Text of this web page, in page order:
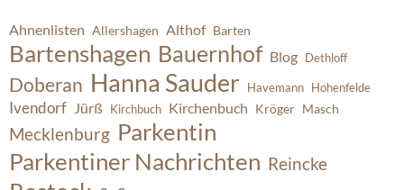
Ahnenlisten Allershagen Althof Barten
Bartenshagen Bauernhof Blog Dethloff
Doberan Hanna Sauder Havemann Hohenfelde
Ivendorf Jürß Kirchbuch Kirchenbuch Kröger Masch
Mecklenburg Parkentin
Parkentiner Nachrichten Reincke